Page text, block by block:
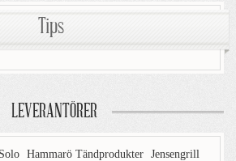
Tips
LEVERANTÖRER
Hammarö Tändprodukter Jensengrill